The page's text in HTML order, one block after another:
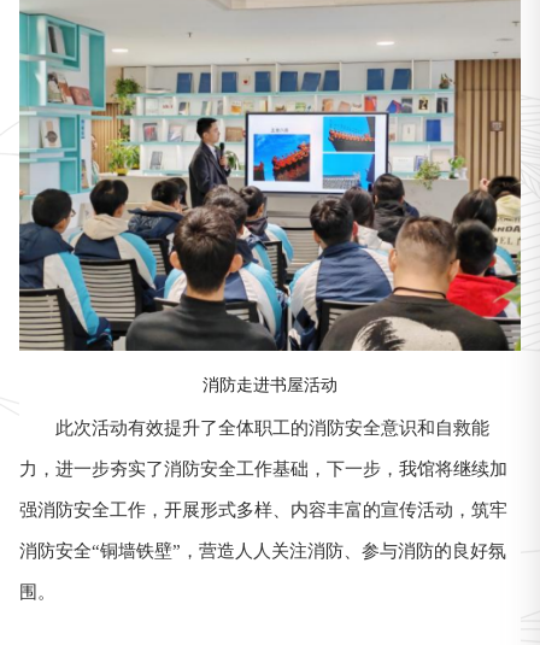
消防走进书屋活动
此次活动有效提升了全体职工的消防安全意识和自救能
力，进一步夯实了消防安全工作基础，下一步，我馆将继续加
强消防安全工作，开展形式多样、内容丰富的宣传活动，筑牢
消防安全“铜墙铁壁”，营造人人关注消防、参与消防的良好氛
围。